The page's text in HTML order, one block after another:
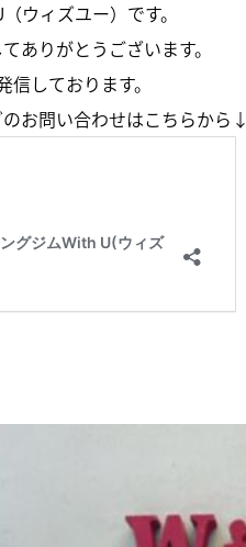
ウィズユー）です。
ありがとうございます。
しております。
お問い合わせはこちらから↓